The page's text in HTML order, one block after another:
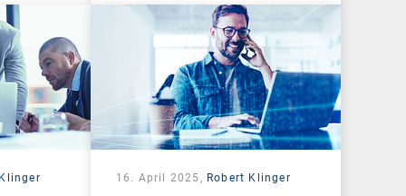
16. April 2025, Robert Klinger